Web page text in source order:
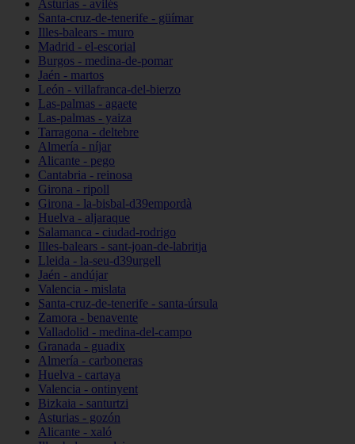
Asturias - avilés
Santa-cruz-de-tenerife - güímar
Illes-balears - muro
Madrid - el-escorial
Burgos - medina-de-pomar
Jaén - martos
León - villafranca-del-bierzo
Las-palmas - agaete
Las-palmas - yaiza
Tarragona - deltebre
Almería - níjar
Alicante - pego
Cantabria - reinosa
Girona - ripoll
Girona - la-bisbal-d39empordà
Huelva - aljaraque
Salamanca - ciudad-rodrigo
Illes-balears - sant-joan-de-labritja
Lleida - la-seu-d39urgell
Jaén - andújar
Valencia - mislata
Santa-cruz-de-tenerife - santa-úrsula
Zamora - benavente
Valladolid - medina-del-campo
Granada - guadix
Almería - carboneras
Huelva - cartaya
Valencia - ontinyent
Bizkaia - santurtzi
Asturias - gozón
Alicante - xaló